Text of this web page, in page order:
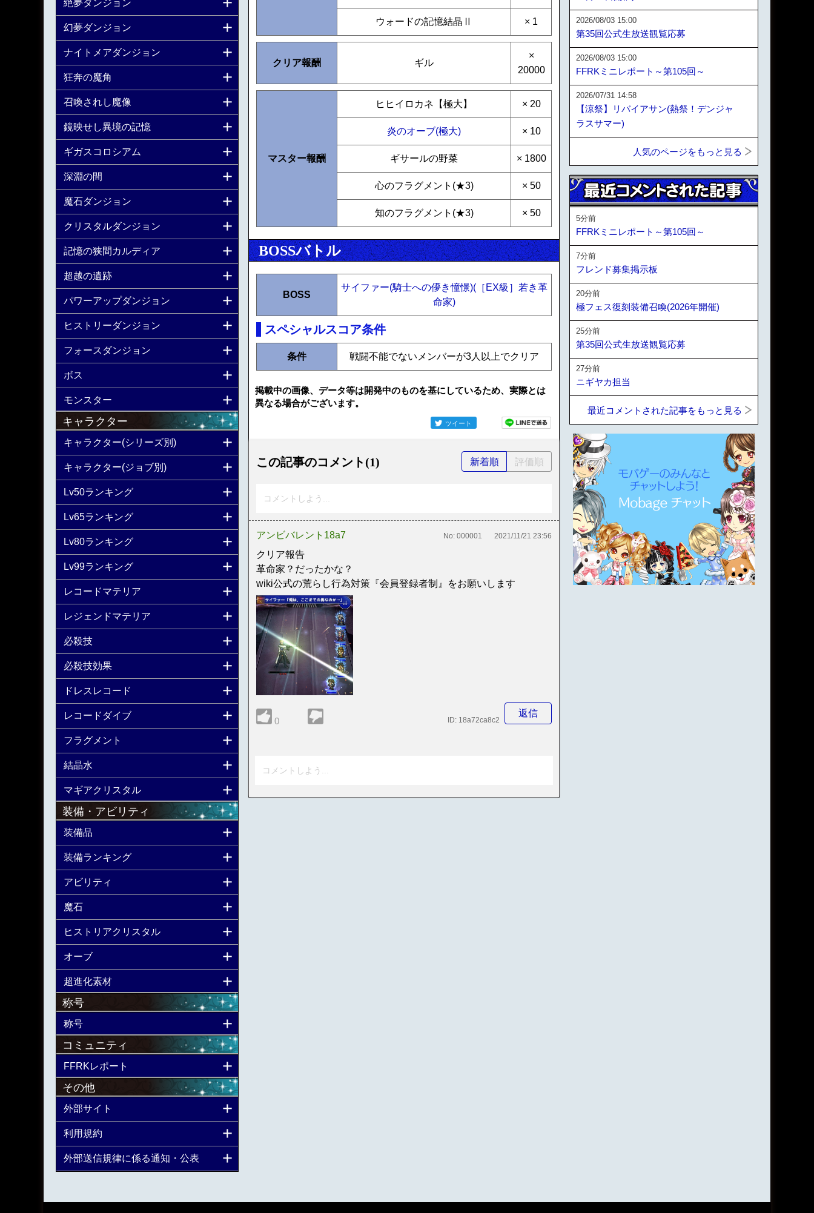
ウォードの記憶結晶Ⅱ × 1
クリア報酬 ギル
×
20000
マスター報酬
ヒヒイロカネ【極大】 × 20
炎のオーブ(極大) × 10
ギサールの野菜 × 1800
心のフラグメント(★3) × 50
知のフラグメント(★3) × 50
BOSSバトル
BOSS
サイファー(騎士への儚き憧憬)(［EX級］若き革
命家)
スペシャルスコア条件
条件 戦闘不能でないメンバーが3人以上でクリア
掲載中の画像、データ等は開発中のものを基にしているため、実際とは
異なる場合がございます。
ツイート
この記事のコメント(1) 新着順 評価順
コメントしよう...
アンビバレント18a7 No: 000001 2021/11/21 23:56
クリア報告
革命家？だったかな？
wiki公式の荒らし行為対策『会員登録者制』をお願いします
0
返信
ID: 18a72ca8c2
コメントしよう...
絶夢ダンジョン
幻夢ダンジョン
ナイトメアダンジョン
狂奔の魔角
召喚されし魔像
鏡映せし異境の記憶
ギガスコロシアム
深淵の間
魔石ダンジョン
クリスタルダンジョン
記憶の狭間カルディア
超越の遺跡
パワーアップダンジョン
ヒストリーダンジョン
フォースダンジョン
ボス
モンスター
キャラクター
キャラクター(シリーズ別)
キャラクター(ジョブ別)
Lv50ランキング
Lv65ランキング
Lv80ランキング
Lv99ランキング
レコードマテリア
レジェンドマテリア
必殺技
必殺技効果
ドレスレコード
レコードダイブ
フラグメント
結晶水
マギアクリスタル
装備・アビリティ
装備品
装備ランキング
アビリティ
魔石
ヒストリアクリスタル
オーブ
超進化素材
称号
称号
コミュニティ
FFRKレポート
その他
外部サイト
利用規約
外部送信規律に係る通知・公表
2026/08/03 15:00
第35回公式生放送観覧応募
2026/08/03 15:00
FFRKミニレポート～第105回～
2026/07/31 14:58
【涼祭】リバイアサン(熱祭！デンジャ
ラスサマー)
人気のページをもっと見る
5分前
FFRKミニレポート～第105回～
7分前
フレンド募集掲示板
20分前
極フェス復刻装備召喚(2026年開催)
25分前
第35回公式生放送観覧応募
27分前
ニギヤカ担当
最近コメントされた記事をもっと見る